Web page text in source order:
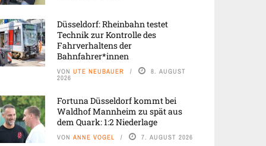
Düsseldorf: Rheinbahn testet
Technik zur Kontrolle des
Fahrverhaltens der
Bahnfahrer*innen
VON UTE NEUBAUER 8. AUGUST
2026
Fortuna Düsseldorf kommt bei
Waldhof Mannheim zu spät aus
dem Quark: 1:2 Niederlage
VON ANNE VOGEL 7. AUGUST 2026